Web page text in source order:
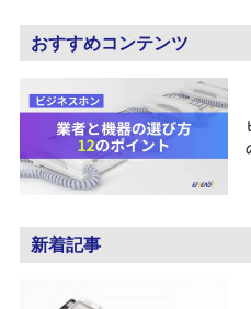
おすすめコンテンツ
新着記事